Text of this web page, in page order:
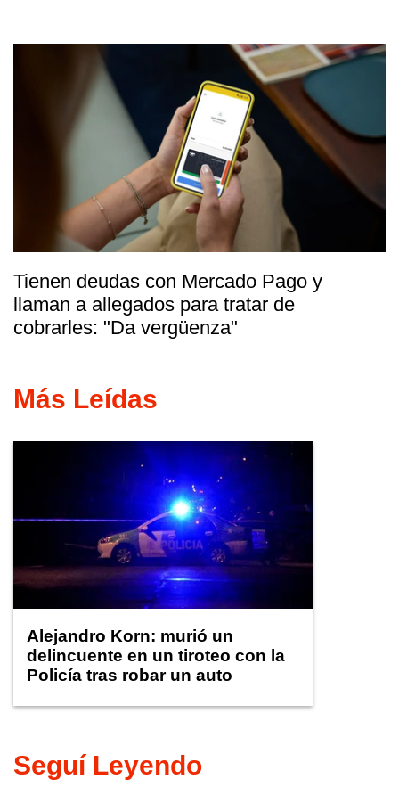
Tienen deudas con Mercado Pago y
llaman a allegados para tratar de
cobrarles: "Da vergüenza"
Más Leídas
Alejandro Korn: murió un
delincuente en un tiroteo con la
Policía tras robar un auto
Seguí Leyendo